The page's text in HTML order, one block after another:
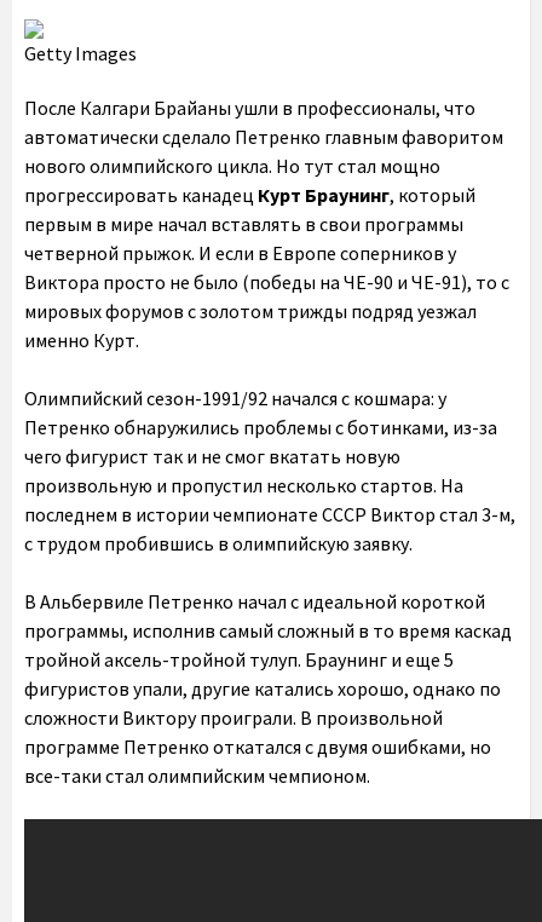
Getty Images
После Калгари Брайаны ушли в профессионалы, что
автоматически сделало Петренко главным фаворитом
нового олимпийского цикла. Но тут стал мощно
прогрессировать канадец Курт Браунинг, который
первым в мире начал вставлять в свои программы
четверной прыжок. И если в Европе соперников у
Виктора просто не было (победы на ЧЕ-90 и ЧЕ-91), то с
мировых форумов с золотом трижды подряд уезжал
именно Курт.
Олимпийский сезон-1991/92 начался с кошмара: у
Петренко обнаружились проблемы с ботинками, из-за
чего фигурист так и не смог вкатать новую
произвольную и пропустил несколько стартов. На
последнем в истории чемпионате СССР Виктор стал 3-м,
с трудом пробившись в олимпийскую заявку.
В Альбервиле Петренко начал с идеальной короткой
программы, исполнив самый сложный в то время каскад
тройной аксель-тройной тулуп. Браунинг и еще 5
фигуристов упали, другие катались хорошо, однако по
сложности Виктору проиграли. В произвольной
программе Петренко откатался с двумя ошибками, но
все-таки стал олимпийским чемпионом.